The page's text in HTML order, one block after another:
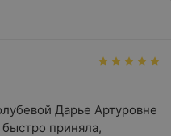
Дарье Артуровне
приняла,